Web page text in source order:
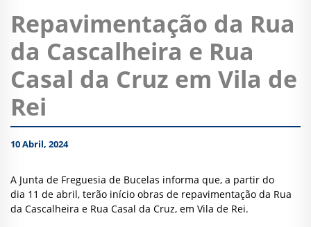
Repavimentação da Rua
da Cascalheira e Rua
Casal da Cruz em Vila de
Rei
10 Abril, 2024
A Junta de Freguesia de Bucelas informa que, a partir do
dia 11 de abril, terão início obras de repavimentação da Rua
da Cascalheira e Rua Casal da Cruz, em Vila de Rei.